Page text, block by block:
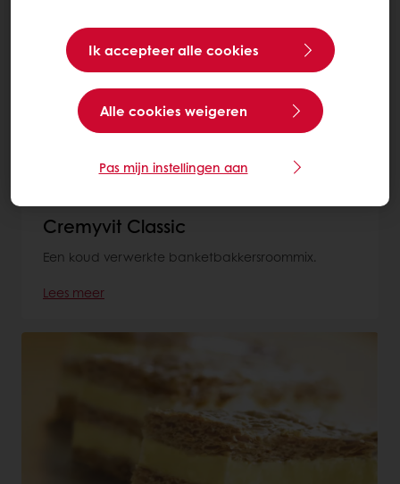
Cremyvit Classic
Een koud verwerkte banketbakkersroommix.
Lees meer
Ik accepteer alle cookies
Alle cookies weigeren
Pas mijn instellingen aan